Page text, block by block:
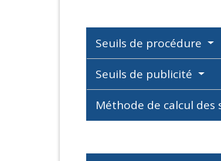
Seuils de procédure
Seuils de publicité
Méthode de calcul des